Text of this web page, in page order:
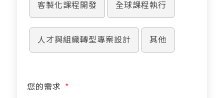
客製化課程開發 全球課程執行
人才與組織轉型專案設計 其他
您的需求 *